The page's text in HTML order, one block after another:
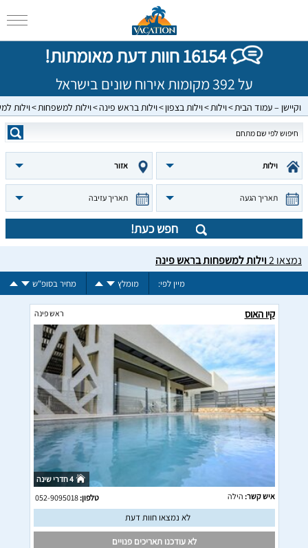
16154 חוות דעת מאומתות!
על 392 מקומות אירוח שונים בישראל
וקיישן – עמוד הבית וילות וילות בצפון וילות בראש פינה וילות למשפחות וילות
וילות אזור
תאריך הגעה תאריך עזיבה
חפש כעת!
נמצאו2וילות למשפחות בראש פינה
מיין לפי: מומלץ מחיר בסופ"ש
קיו האוס ראש פינה
4 חדרי שינה
איש קשר: הילה טלפון:052-9095018
לא נמצאו חוות דעת
לא עודכנו תאריכים פנויים